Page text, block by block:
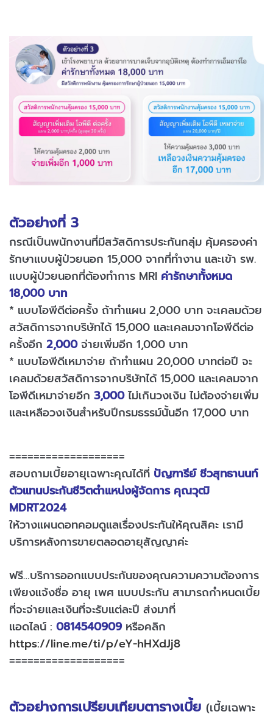
ตัวอย่างที่ 3
กรณีเป็นพนักงานที่มีสวัสดิการประกันกลุ่ม คุ้มครองค่า
รักษาแบบผู้ป่วยนอก 15,000 จากที่ทำงาน และเข้า รพ.
แบบผู้ป่วยนอกที่ต้องทำการ MRI ค่ารักษาทั้งหมด
18,000 บาท
* แบบโอพีดีต่อครั้ง ถ้าทำแผน 2,000 บาท จะเคลมด้วย
สวัสดิการจากบริษัทได้ 15,000 และเคลมจากโอพีดีต่อ
ครั้งอีก 2,000จ่ายเพิ่มอีก 1,000 บาท
* แบบโอพีดีเหมาจ่าย ถ้าทำแผน 20,000 บาทต่อปี จะ
เคลมด้วยสวัสดิการจากบริษัทได้ 15,000 และเคลมจาก
โอพีดีเหมาจ่ายอีก 3,000 ไม่เกินวงเงิน ไม่ต้องจ่ายเพิ่ม
และเหลือวงเงินสำหรับปีกรมธรรม์นั้นอีก 17,000 บาท
===================
สอบถามเบี้ยอายุเฉพาะคุณได้ที่ ปัญฑารีย์ ชีวสุทธานนท์
ตัวแทนประกันชีวิตตำแหน่งผู้จัดการ คุณวุฒิ
MDRT2024
ให้วางแผนดอทคอมดูแลเรื่องประกันให้คุณสิคะ เรามี
บริการหลังการขายตลอดอายุสัญญาค่ะ
ฟรี…บริการออกแบบประกันของคุณความความต้องการ
เพียงแจ้งชื่อ อายุ เพศ แบบประกัน สามารถกำหนดเบี้ย
ที่จะจ่ายและเงินที่จะรับแต่ละปี ส่งมาที่
แอดไลน์ : 0814540909หรือคลิก
https://line.me/ti/p/eY-hHXdJj8
===================
ตัวอย่างการเปรียบเทียบตารางเบี้ย (เบี้ยเฉพาะ